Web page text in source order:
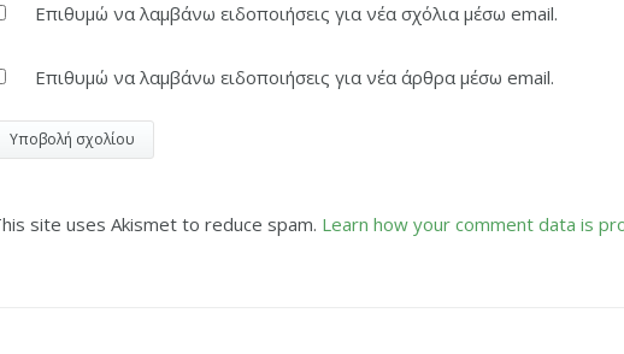
Επιθυμώ να λαμβάνω ειδοποιήσεις για νέα σχόλια μέσω email.
Επιθυμώ να λαμβάνω ειδοποιήσεις για νέα άρθρα μέσω email.
site uses Akismet to reduce spam. Learn how your comment data is